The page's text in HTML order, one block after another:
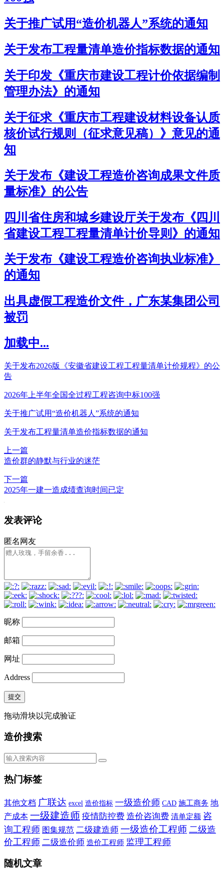
关于推广试用“造价机器人”系统的通知
关于发布工程量清单造价指标数据的通知
关于印发《重庆市建设工程计价依据编制
管理办法》的通知
关于征求《重庆市工程建设材料设备认质
核价试行规则（征求意见稿）》意见的通
知
关于发布《建设工程造价咨询成果文件质
量标准》的公告
四川省住房和城乡建设厅关于发布《四川
省建设工程工程量清单计价导则》的通知
关于发布《建设工程造价咨询执业标准》
的通知
出具虚假工程造价文件，广东某集团公司
被罚
加载中...
关于发布2026版《安徽省建设工程工程量清单计价规程》的公
告
2026年上半年全国全过程工程咨询中标100强
关于推广试用“造价机器人”系统的通知
关于发布工程量清单造价指标数据的通知
上一篇
造价群的静默与行业的迷茫
下一篇
2025年一建一造成绩查询时间已定
发表评论
匿名网友
昵称
邮箱
网址
Address
提交
拖动滑块以完成验证
造价搜索
热门标签
其他文档 广联达 excel 造价指标 一级造价师 CAD 施工商务 地
产成本 一级建造师 疫情防控费 造价咨询费 清单定额 咨
询工程师 图集规范 二级建造师 一级造价工程师 二级造
价工程师 二级造价师 造价工程师 监理工程师
随机文章